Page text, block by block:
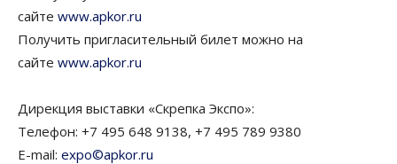
сайте www.apkor.ru
Получить пригласительный билет можно на
сайте www.apkor.ru
Дирекция выставки «Скрепка Экспо»:
Телефон: +7 495 648 9138, +7 495 789 9380
E-mail: expo©apkor.ru